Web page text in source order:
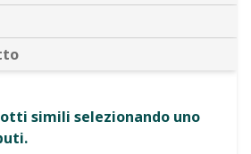
simili selezionando uno